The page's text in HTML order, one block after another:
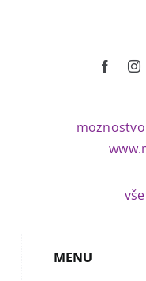
MENU